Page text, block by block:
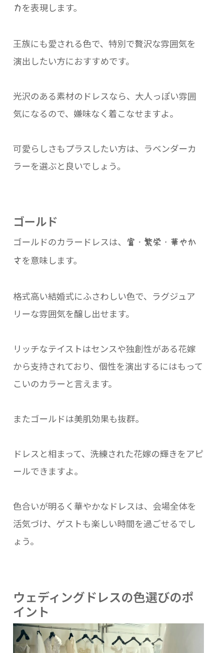
力を表現します。
王族にも愛される色で、特別で贅沢な雰囲気を
演出したい方におすすめです。
光沢のある素材のドレスなら、大人っぽい雰囲
気になるので、嫌味なく着こなせますよ。
可愛らしさもプラスしたい方は、ラベンダーカ
ラーを選ぶと良いでしょう。
ゴールド
ゴールドのカラードレスは、 富・繁栄・華やか
さを意味します。
格式高い結婚式にふさわしい色で、ラグジュア
リーな雰囲気を醸し出せます。
リッチなテイストはセンスや独創性がある花嫁
から支持されており、個性を演出するにはもって
こいのカラーと言えます。
またゴールドは美肌効果も抜群。
ドレスと相まって、洗練された花嫁の輝きをアピ
ールできますよ。
色合いが明るく華やかなドレスは、会場全体を
活気づけ、ゲストも楽しい時間を過ごせるでし
ょう。
ウェディングドレスの色選びのポ
イント